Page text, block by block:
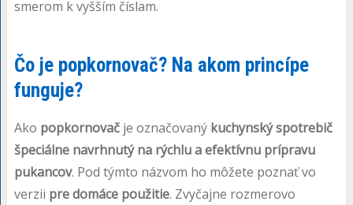
smerom k vyšším číslam.
Čo je popkornovač? Na akom princípe
funguje?
Ako popkornovačje označovaný kuchynský spotrebič
špeciálne navrhnutý na rýchlu a efektívnu prípravu
pukancov. Pod týmto názvom ho môžete poznať vo
verzii pre domáce použitie. Zvyčajne rozmerovo